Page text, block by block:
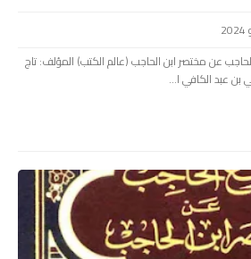
عن مختصر ابن الحاجب (عالم الكتب) المؤلف: تاج
بن عبد الكافي ا...